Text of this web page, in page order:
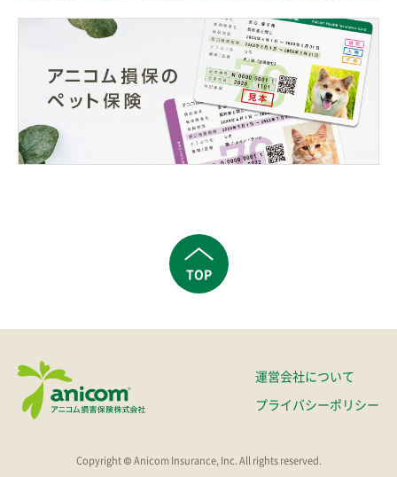
TOP
運営会社について
プライバシーポリシー
Copyright © Anicom Insurance, Inc. All rights reserved.